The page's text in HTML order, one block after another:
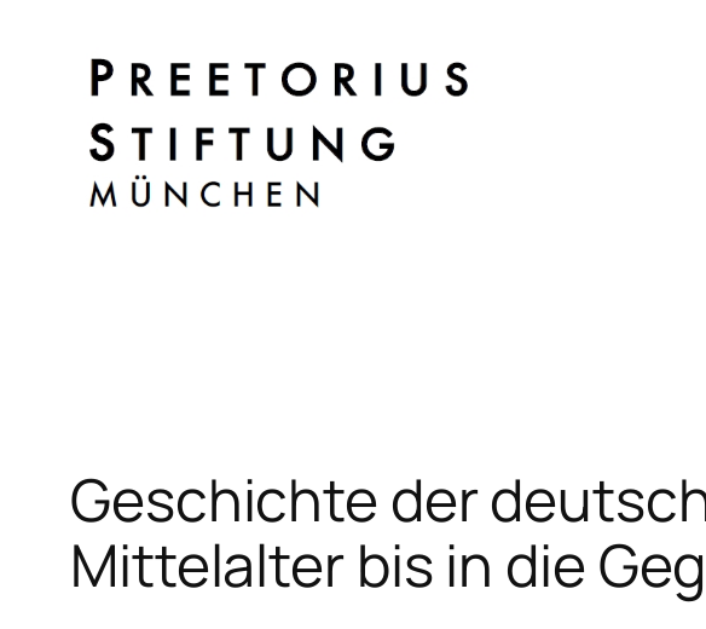
springen
Geschichte der
Mittelalter bis in die